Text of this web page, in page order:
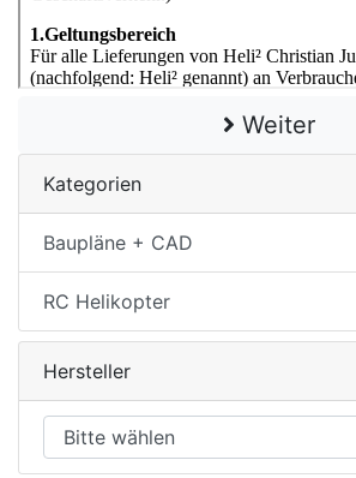
Weiter
Kategorien
Baupläne + CAD
RC Helikopter
Hersteller